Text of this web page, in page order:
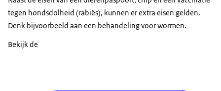
tegen hondsdolheid (rabiës), kunnen er extra eisen gelden.
Denk bijvoorbeeld aan een behandeling voor wormen.
Bekijk de